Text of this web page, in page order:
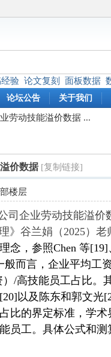
验 论文复刻 面板数据
论坛公告 关于我们
劳动技能溢价数据 ...
价数据 [复制链接]
楼层
司企业劳动技能溢价
》谷兰娟（2025）老
念，参照Chen等[19]
般而言，企业平均工
）/高技能员工占比。
[20]以及陈东和郭文光
比的界定标准，学
员工。具体公式和